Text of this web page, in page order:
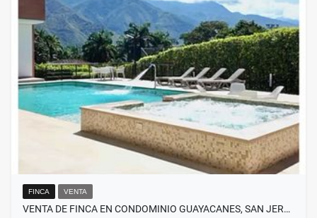
FINCA VENTA
VENTA DE FINCA EN CONDOMINIO GUAYACANES, SAN JER…